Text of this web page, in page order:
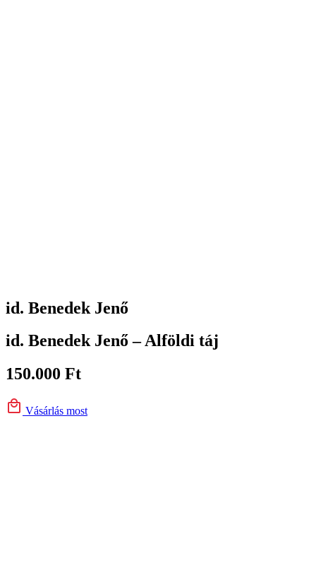
id. Benedek Jenő
id. Benedek Jenő – Alföldi táj
150.000 Ft
Vásárlás most